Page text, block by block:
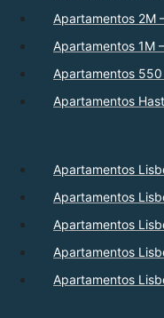
Apartamentos 2M
Apartamentos 1M
Apartamentos
Apartamentos
Apartamentos
Apartamentos
Apartamentos
Apartamentos
Apartamentos